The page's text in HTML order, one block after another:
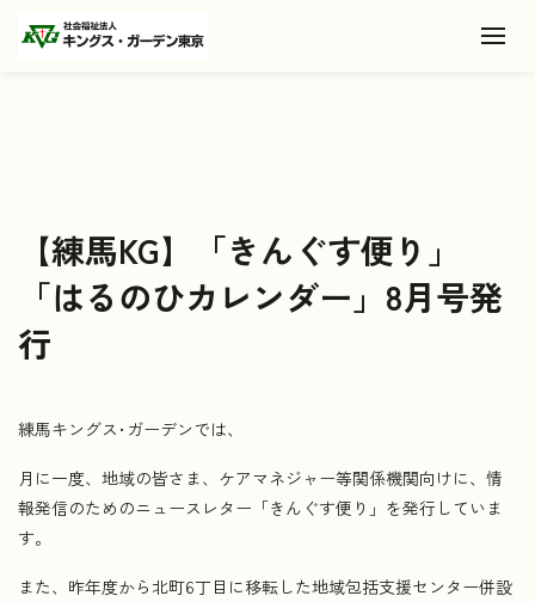
【練馬KG】「きんぐす便り」
「はるのひカレンダー」8月号発
行
練馬キングス･ガーデンでは、
月に一度、地域の皆さま、ケアマネジャー等関係機関向けに、情
報発信のためのニュースレター「きんぐす便り」を発行していま
す。
また、昨年度から北町6丁目に移転した地域包括支援センター併設